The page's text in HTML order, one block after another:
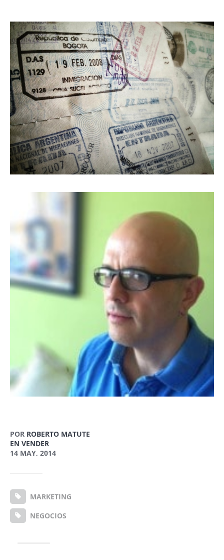
POR ROBERTO MATUTE
EN VENDER
14 MAY, 2014
MARKETING
NEGOCIOS